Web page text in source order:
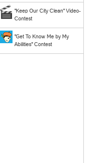
"Keep Our City Clean" Video-
Contest
"Get To Know Me by My
Abilities" Contest